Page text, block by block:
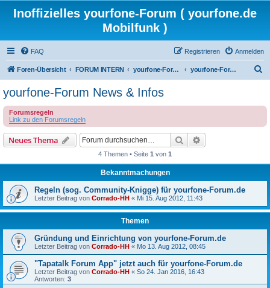
Inoffizielles yourfone-Forum ( yourfone.de
Mobilfunk )
FAQ Anmelden
Registrieren
Foren-Übersicht FORUM INTERN yourfone-Forum Community yourfone-Forum News & Infos
e
yourfone-Forum News & Infos
Forumsregeln
Link zu den Forumsregeln
Neues Thema Suche
4 Themen • Seite 1 von 1
Bekanntmachungen
Regeln (sog. Community-Knigge) für yourfone-Forum.de
Letzter Beitrag von Corrado-HH « Mi 15. Aug 2012, 11:43
Themen
Gründung und Einrichtung von yourfone-Forum.de
Letzter Beitrag von Corrado-HH « Mo 13. Aug 2012, 08:45
"Tapatalk Forum App" jetzt auch für yourfone-Forum.de
Letzter Beitrag von Corrado-HH « So 24. Jan 2016, 16:43
Antworten: 3